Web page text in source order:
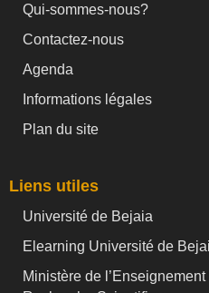
Qui-sommes-nous?
Contactez-nous
Agenda
Informations légales
Plan du site
Liens utiles
Université de Bejaia
Elearning Université de
Ministère de